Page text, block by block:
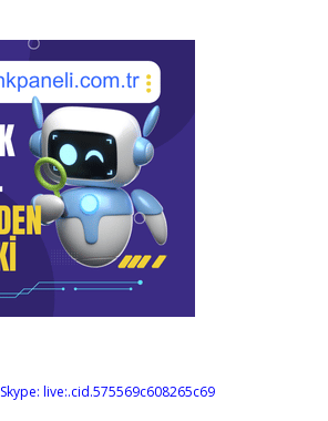
Skype: live:.cid.575569c608265c69